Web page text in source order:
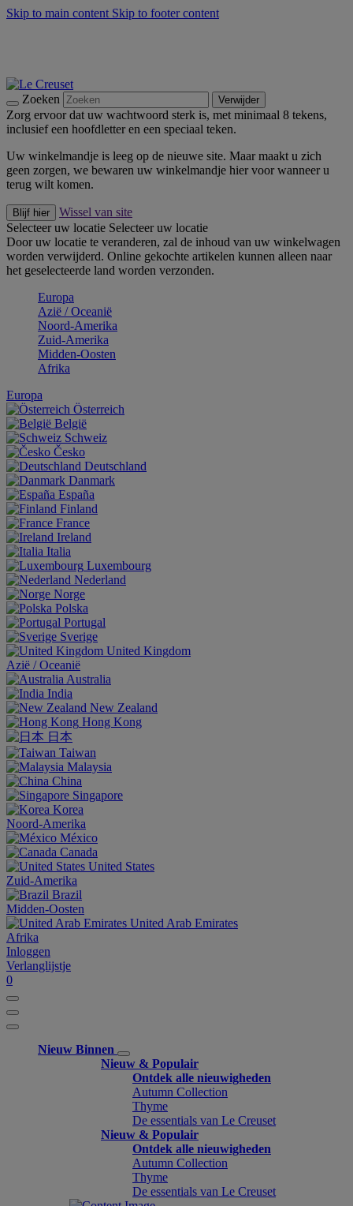
Skip to main content Skip to footer content
Zoeken Verwijder
Zorg ervoor dat uw wachtwoord sterk is, met minimaal 8 tekens,
inclusief een hoofdletter en een speciaal teken.
Uw winkelmandje is leeg op de nieuwe site. Maar maakt u zich
geen zorgen, we bewaren uw winkelmandje hier voor wanneer u
terug wilt komen.
Blijf hier
Wissel van site
Selecteer uw locatie Selecteer uw locatie
Door uw locatie te veranderen, zal de inhoud van uw winkelwagen
worden verwijderd. Online gekochte artikelen kunnen alleen naar
het geselecteerde land worden verzonden.
Europa
Aziё / Oceaniё
Noord-Amerika
Zuid-Amerika
Midden-Oosten
Afrika
Europa
Österreich
België
Schweiz
Česko
Deutschland
Danmark
España
Finland
France
Ireland
Italia
Luxembourg
Nederland
Norge
Polska
Portugal
Sverige
United Kingdom
Aziё / Oceaniё
Australia
India
New Zealand
Hong Kong
日本
Taiwan
Malaysia
China
Singapore
Korea
Noord-Amerika
México
Canada
United States
Zuid-Amerika
Brazil
Midden-Oosten
United Arab Emirates
Afrika
Inloggen
Verlanglijstje
0
Nieuw Binnen
Nieuw & Populair
Ontdek alle nieuwigheden
Autumn Collection
Thyme
De essentials van Le Creuset
Nieuw & Populair
Ontdek alle nieuwigheden
Autumn Collection
Thyme
De essentials van Le Creuset